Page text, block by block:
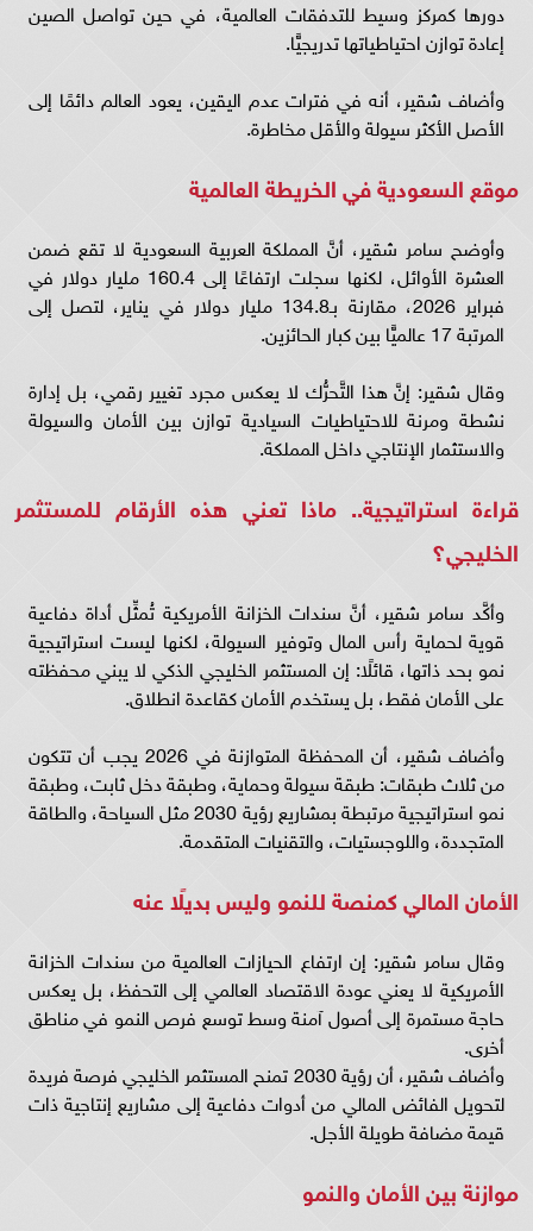
دورها كمركز وسيط للتدفقات العالمية، في حين تواصل الصين
إعادة توازن احتياطياتها تدريجيًّا.
وأضاف شقير، أنه في فترات عدم اليقين، يعود العالم دائمًا إلى
الأصل الأكثر سيولة والأقل مخاطرة.
موقع السعودية في الخريطة العالمية
وأوضح سامر شقير، أنَّ المملكة العربية السعودية لا تقع ضمن
العشرة الأوائل، لكنها سجلت ارتفاعًا إلى 160.4 مليار دولار في
فبراير 2026، مقارنة بـ134.8 مليار دولار في يناير، لتصل إلى
المرتبة 17 عالميًّا بين كبار الحائزين.
وقال شقير: إنَّ هذا التَّحرُّك لا يعكس مجرد تغيير رقمي، بل إدارة
نشطة ومرنة للاحتياطيات السيادية توازن بين الأمان والسيولة
والاستثمار الإنتاجي داخل المملكة.
قراءة استراتيجية.. ماذا تعني هذه الأرقام للمستثمر
الخليجي؟
وأكَّد سامر شقير، أنَّ سندات الخزانة الأمريكية تُمثِّل أداة دفاعية
قوية لحماية رأس المال وتوفير السيولة، لكنها ليست استراتيجية
نمو بحد ذاتها، قائلًا: إن المستثمر الخليجي الذكي لا يبني محفظته
على الأمان فقط، بل يستخدم الأمان كقاعدة انطلاق.
وأضاف شقير، أن المحفظة المتوازنة في 2026 يجب أن تتكون
من ثلاث طبقات: طبقة سيولة وحماية، وطبقة دخل ثابت، وطبقة
نمو استراتيجية مرتبطة بمشاريع رؤية 2030 مثل السياحة، والطاقة
المتجددة، واللوجستيات، والتقنيات المتقدمة.
الأمان المالي كمنصة للنمو وليس بديلًا عنه
وقال سامر شقير: إن ارتفاع الحيازات العالمية من سندات الخزانة
الأمريكية لا يعني عودة الاقتصاد العالمي إلى التحفظ، بل يعكس
حاجة مستمرة إلى أصول آمنة وسط توسع فرص النمو في مناطق
أخرى.
وأضاف شقير، أن رؤية 2030 تمنح المستثمر الخليجي فرصة فريدة
لتحويل الفائض المالي من أدوات دفاعية إلى مشاريع إنتاجية ذات
قيمة مضافة طويلة الأجل.
موازنة بين الأمان والنمو